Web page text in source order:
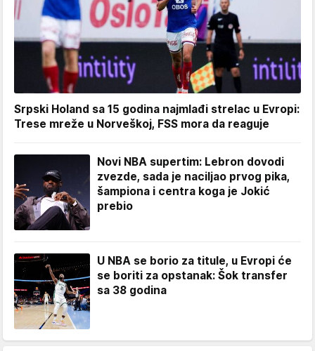
Srpski Holand sa 15 godina najmlađi strelac u Evropi:
Trese mreže u Norveškoj, FSS mora da reaguje
Novi NBA supertim: Lebron dovodi
zvezde, sada je naciljao prvog pika,
šampiona i centra koga je Jokić
prebio
U NBA se borio za titule, u Evropi će
se boriti za opstanak: Šok transfer
sa 38 godina